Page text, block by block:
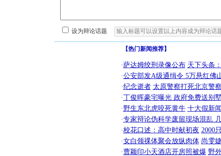
设为辩论话题
【热门新闻推荐】
·萨达姆绞刑录像公布 天下头条
·公安部发A级通缉令 5万悬红佛
·纪念逝者 太原警察打死北京警
·丁俊晖豪宅曝光 政府免费送别
·野生东北虎咬死黄牛 十大假新
·专家辩论伪科学废留现场混乱
·校花口述：高中时献初夜 2000
·女白领祼体聚会放纵肉体 尚雯
·曹颖印小天酒店开房照被爆 野